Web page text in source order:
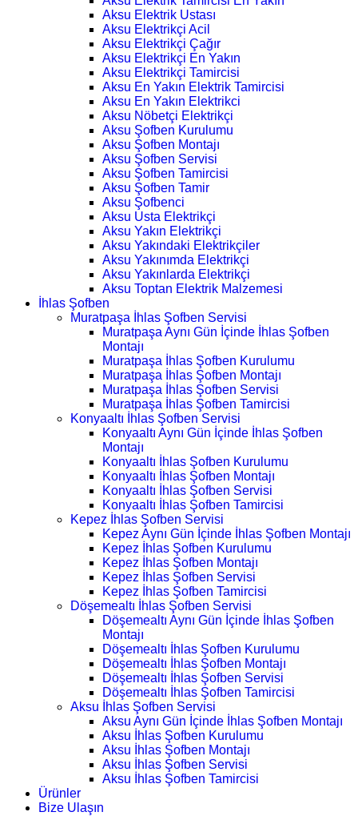
Aksu Elektrik Ustası
Aksu Elektrikçi Acil
Aksu Elektrikçi Çağır
Aksu Elektrikçi En Yakın
Aksu Elektrikçi Tamircisi
Aksu En Yakın Elektrik Tamircisi
Aksu En Yakın Elektrikci
Aksu Nöbetçi Elektrikçi
Aksu Şofben Kurulumu
Aksu Şofben Montajı
Aksu Şofben Servisi
Aksu Şofben Tamircisi
Aksu Şofben Tamir
Aksu Şofbenci
Aksu Usta Elektrikçi
Aksu Yakın Elektrikçi
Aksu Yakındaki Elektrikçiler
Aksu Yakınımda Elektrikçi
Aksu Yakınlarda Elektrikçi
Aksu Toptan Elektrik Malzemesi
İhlas Şofben
Muratpaşa İhlas Şofben Servisi
Muratpaşa Aynı Gün İçinde İhlas Şofben
Montajı
Muratpaşa İhlas Şofben Kurulumu
Muratpaşa İhlas Şofben Montajı
Muratpaşa İhlas Şofben Servisi
Muratpaşa İhlas Şofben Tamircisi
Konyaaltı İhlas Şofben Servisi
Konyaaltı Aynı Gün İçinde İhlas Şofben
Montajı
Konyaaltı İhlas Şofben Kurulumu
Konyaaltı İhlas Şofben Montajı
Konyaaltı İhlas Şofben Servisi
Konyaaltı İhlas Şofben Tamircisi
Kepez İhlas Şofben Servisi
Kepez Aynı Gün İçinde İhlas Şofben Montajı
Kepez İhlas Şofben Kurulumu
Kepez İhlas Şofben Montajı
Kepez İhlas Şofben Servisi
Kepez İhlas Şofben Tamircisi
Döşemealtı İhlas Şofben Servisi
Döşemealtı Aynı Gün İçinde İhlas Şofben
Montajı
Döşemealtı İhlas Şofben Kurulumu
Döşemealtı İhlas Şofben Montajı
Döşemealtı İhlas Şofben Servisi
Döşemealtı İhlas Şofben Tamircisi
Aksu İhlas Şofben Servisi
Aksu Aynı Gün İçinde İhlas Şofben Montajı
Aksu İhlas Şofben Kurulumu
Aksu İhlas Şofben Montajı
Aksu İhlas Şofben Servisi
Aksu İhlas Şofben Tamircisi
Ürünler
Bize Ulaşın